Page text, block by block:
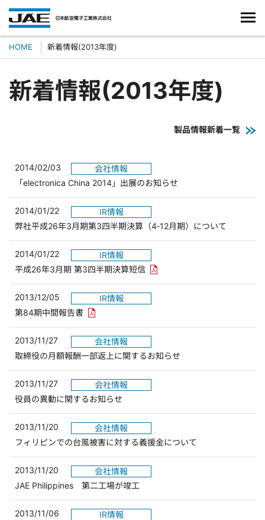
HOME 新着情報(2013年度)
新着情報(2013年度)
製品情報新着一覧
2014/02/03
会社情報
「electronica China 2014」出展のお知らせ
2014/01/22
IR情報
弊社平成26年3月期第3四半期決算（4‐12月期）について
2014/01/22
IR情報
平成26年3月期 第3四半期決算短信 PDFリンクを新しいウィンド
2013/12/05
IR情報
第84期中間報告書 PDFリンクを新しいウィンドウで開きます
2013/11/27
会社情報
取締役の月額報酬一部返上に関するお知らせ
2013/11/27
会社情報
役員の異動に関するお知らせ
2013/11/20
会社情報
フィリピンでの台風被害に対する義援金について
2013/11/20
会社情報
JAE Philippines 第二工場が竣工
2013/11/06
IR情報